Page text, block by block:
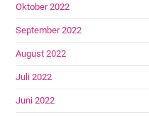
Oktober 2022
September 2022
August 2022
Juli 2022
Juni 2022